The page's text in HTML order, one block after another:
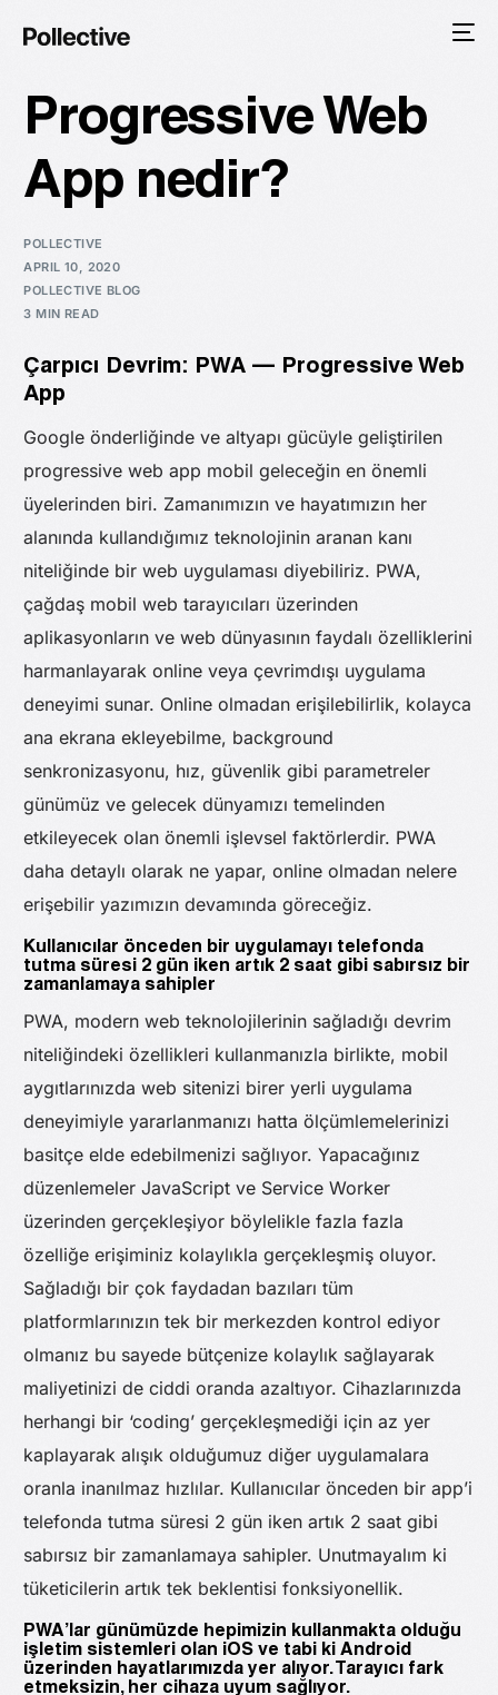
Progressive Web
App nedir?
POLLECTIVE
APRIL 10, 2020
POLLECTIVE BLOG
3 MIN READ
Çarpıcı Devrim: PWA — Progressive Web
App
Google önderliğinde ve altyapı gücüyle geliştirilen
progressive web app mobil geleceğin en önemli
üyelerinden biri. Zamanımızın ve hayatımızın her
alanında kullandığımız teknolojinin aranan kanı
niteliğinde bir web uygulaması diyebiliriz. PWA,
çağdaş mobil web tarayıcıları üzerinden
aplikasyonların ve web dünyasının faydalı özelliklerini
harmanlayarak online veya çevrimdışı uygulama
deneyimi sunar. Online olmadan erişilebilirlik, kolayca
ana ekrana ekleyebilme, background
senkronizasyonu, hız, güvenlik gibi parametreler
günümüz ve gelecek dünyamızı temelinden
etkileyecek olan önemli işlevsel faktörlerdir. PWA
daha detaylı olarak ne yapar, online olmadan nelere
erişebilir yazımızın devamında göreceğiz.
Kullanıcılar önceden bir uygulamayı telefonda
tutma süresi 2 gün iken artık 2 saat gibi sabırsız bir
zamanlamaya sahipler
PWA, modern web teknolojilerinin sağladığı devrim
niteliğindeki özellikleri kullanmanızla birlikte, mobil
aygıtlarınızda web sitenizi birer yerli uygulama
deneyimiyle yararlanmanızı hatta ölçümlemelerinizi
basitçe elde edebilmenizi sağlıyor. Yapacağınız
düzenlemeler JavaScript ve Service Worker
üzerinden gerçekleşiyor böylelikle fazla fazla
özelliğe erişiminiz kolaylıkla gerçekleşmiş oluyor.
Sağladığı bir çok faydadan bazıları tüm
platformlarınızın tek bir merkezden kontrol ediyor
olmanız bu sayede bütçenize kolaylık sağlayarak
maliyetinizi de ciddi oranda azaltıyor. Cihazlarınızda
herhangi bir ‘coding’ gerçekleşmediği için az yer
kaplayarak alışık olduğumuz diğer uygulamalara
oranla inanılmaz hızlılar. Kullanıcılar önceden bir app’i
telefonda tutma süresi 2 gün iken artık 2 saat gibi
sabırsız bir zamanlamaya sahipler. Unutmayalım ki
tüketicilerin artık tek beklentisi fonksiyonellik.
PWA’lar günümüzde hepimizin kullanmakta olduğu
işletim sistemleri olan iOS ve tabi ki Android
üzerinden hayatlarımızda yer alıyor. Tarayıcı fark
etmeksizin, her cihaza uyum sağlıyor.